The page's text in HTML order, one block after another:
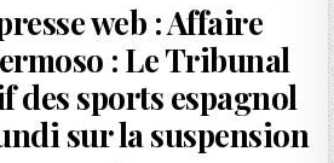
web : Affaire
: Le Tribunal
sports espagnol
sur la suspension